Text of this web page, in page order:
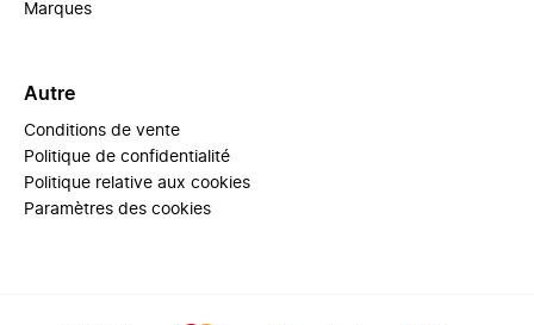
Marques
Autre
Conditions de vente
Politique de confidentialité
Politique relative aux cookies
Paramètres des cookies